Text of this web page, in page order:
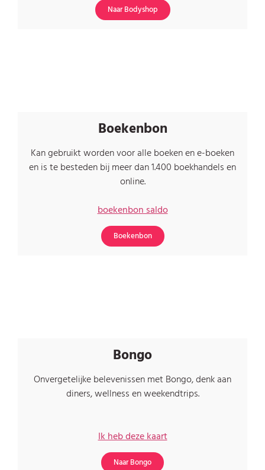
Naar Bodyshop
Boekenbon
Kan gebruikt worden voor alle boeken en e-boeken
en is te besteden bij meer dan 1.400 boekhandels en
online.
boekenbon saldo
Boekenbon
Bongo
Onvergetelijke belevenissen met Bongo, denk aan
diners, wellness en weekendtrips.
Ik heb deze kaart
Naar Bongo